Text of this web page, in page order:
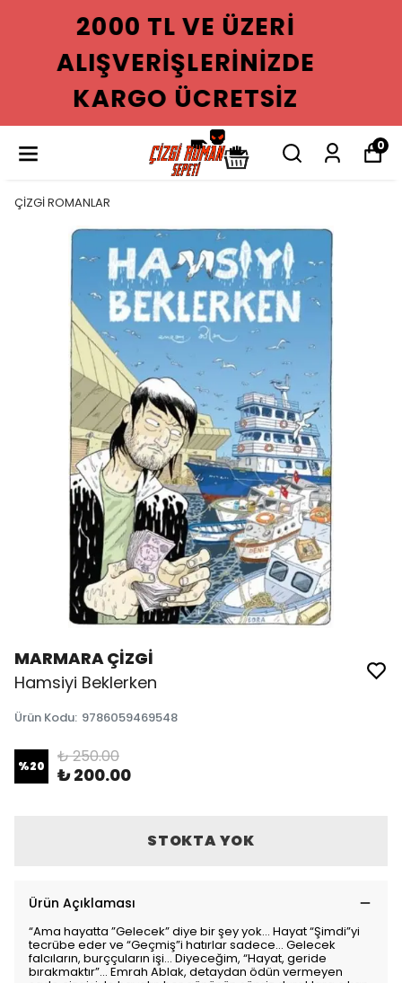
2000 TL VE ÜZERI
ALIŞVERIŞLERINIZDE
KARGO ÜCRETSIZ
0
ÇİZGİ ROMANLAR
MARMARA ÇİZGİ
Hamsiyi Beklerken
Ürün Kodu: 9786059469548
%20 ₺ 250.00
₺ 200.00
STOKTA YOK
Ürün Açıklaması
“Ama hayatta ”Gelecek” diye bir şey yok... Hayat “Şimdi”yi
tecrübe eder ve “Geçmiş”i hatırlar sadece... Gelecek
falcıların, burççuların işi... Diyeceğim, “Hayat, geride
bırakmaktır”... Emrah Ablak, detaydan ödün vermeyen